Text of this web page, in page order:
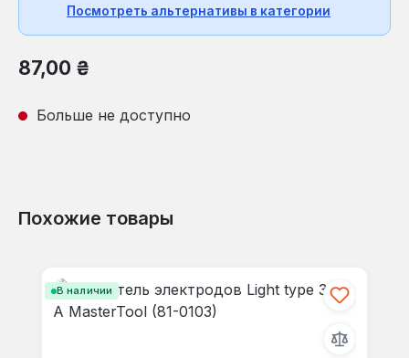
Посмотреть альтернативы в категории
Обычная цена:
87,00 ₴
Больше не доступно
Похожие товары
В наличии